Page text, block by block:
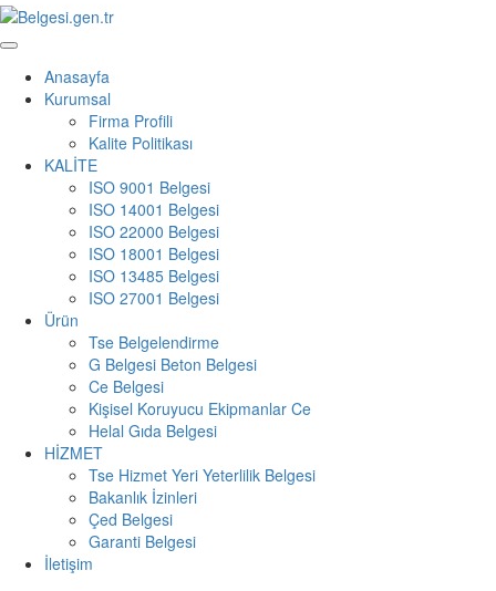
Anasayfa
Kurumsal
Firma Profili
Kalite Politikası
KALİTE
ISO 9001 Belgesi
ISO 14001 Belgesi
ISO 22000 Belgesi
ISO 18001 Belgesi
ISO 13485 Belgesi
ISO 27001 Belgesi
Ürün
Tse Belgelendirme
G Belgesi Beton Belgesi
Ce Belgesi
Kişisel Koruyucu Ekipmanlar Ce
Helal Gıda Belgesi
HİZMET
Tse Hizmet Yeri Yeterlilik Belgesi
Bakanlık İzinleri
Çed Belgesi
Garanti Belgesi
İletişim